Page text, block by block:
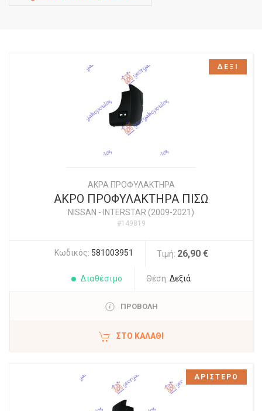
ΑΚΡΑ ΠΡΟΦΥΛΑΚΤΗΡΑ
ΑΚΡΟ ΠΡΟΦΥΛΑΚΤΗΡΑ ΠΙΣΩ
NISSAN - INTERSTAR (2009-2021)
#149819
Κωδικός: 581003951 Τιμή: 26,90 €
Διαθέσιμο Θέση: Δεξιά
ΠΡΟΒΟΛΗ
ΣΤΟ ΚΑΛΆΘΙ
ΔΕΞΙ
ΑΡΙΣΤΕΡΟ